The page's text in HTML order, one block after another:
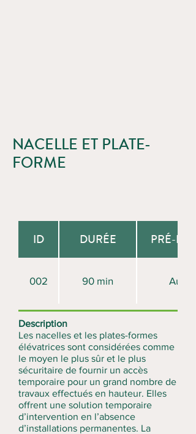
NACELLE ET PLATE-
FORME
ID DURÉE PRÉ-
002 90 min Aucun
Description
Les nacelles et les plates-formes
élévatrices sont considérées comme
le moyen le plus sûr et le plus
sécuritaire de fournir un accès
temporaire pour un grand nombre de
travaux effectués en hauteur. Elles
offrent une solution temporaire
d’intervention en l’absence
d’installations permanentes. La